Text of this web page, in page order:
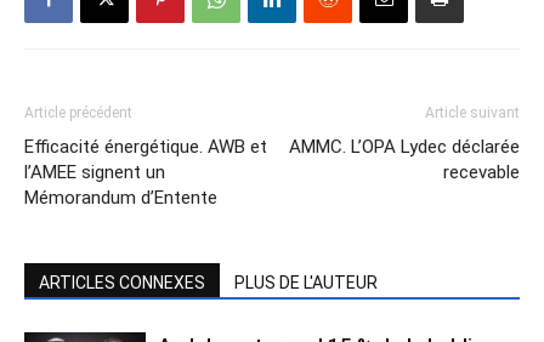
Article précédent
Efficacité énergétique. AWB et
l’AMEE signent un
Mémorandum d’Entente
Article suivant
AMMC. L’OPA Lydec déclarée
recevable
ARTICLES CONNEXES PLUS DE L'AUTEUR